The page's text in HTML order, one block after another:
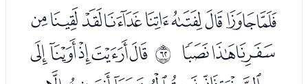
ﭑﭒﭓﭔﭕﭖﭗﭘﭙ
ﭚﭛﭜ ﰽ ﭞﭟﭠﭡﭢ